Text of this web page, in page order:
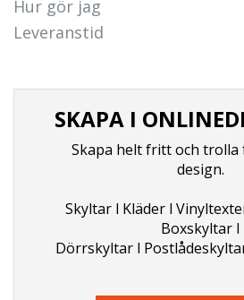
Hur gör jag
Leveranstid
SKAPA I
Skapa helt fritt och trolla
design.
Skyltar l Kläder l
Boxskyltar l
Dörrskyltar l